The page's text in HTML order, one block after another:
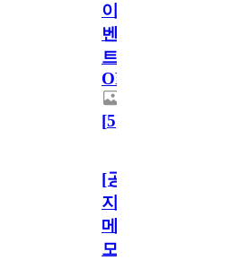
이
벤
트
OPEN!
[5]
[공
지]
메
모